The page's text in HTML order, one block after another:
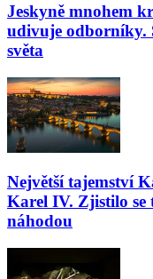
Jeskyně mnohem
udivuje odborníky.
světa
Největší tajemství
Karel IV. Zjistilo se
náhodou